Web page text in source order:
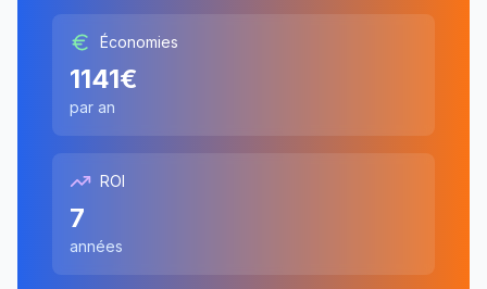
Économies
1141€
par an
ROI
7
années